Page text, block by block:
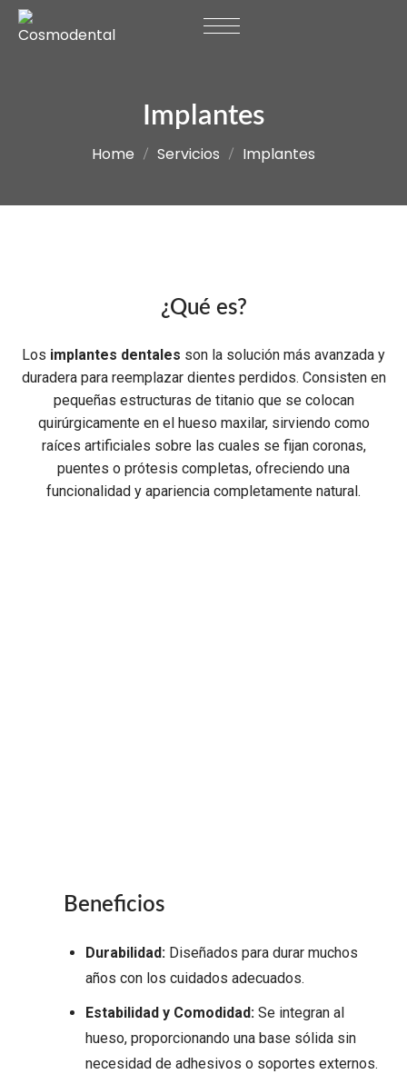
Implantes
Home Servicios Implantes
¿Qué es?
Los implantes dentales son la solución más avanzada y
duradera para reemplazar dientes perdidos. Consisten en
pequeñas estructuras de titanio que se colocan
quirúrgicamente en el hueso maxilar, sirviendo como
raíces artificiales sobre las cuales se fijan coronas,
puentes o prótesis completas, ofreciendo una
funcionalidad y apariencia completamente natural.
Beneficios
Durabilidad: Diseñados para durar muchos
años con los cuidados adecuados.
Estabilidad y Comodidad: Se integran al
hueso, proporcionando una base sólida sin
necesidad de adhesivos o soportes externos.